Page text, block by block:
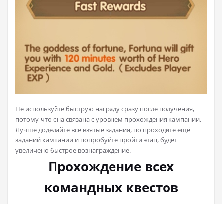
Не используйте быструю награду сразу после получения,
потому-что она связана с уровнем прохождения кампании.
Лучше доделайте все взятые задания, по проходите ещё
заданий кампании и попробуйте пройти этап, будет
увеличено быстрое вознаграждение.
Прохождение всех
командных квестов